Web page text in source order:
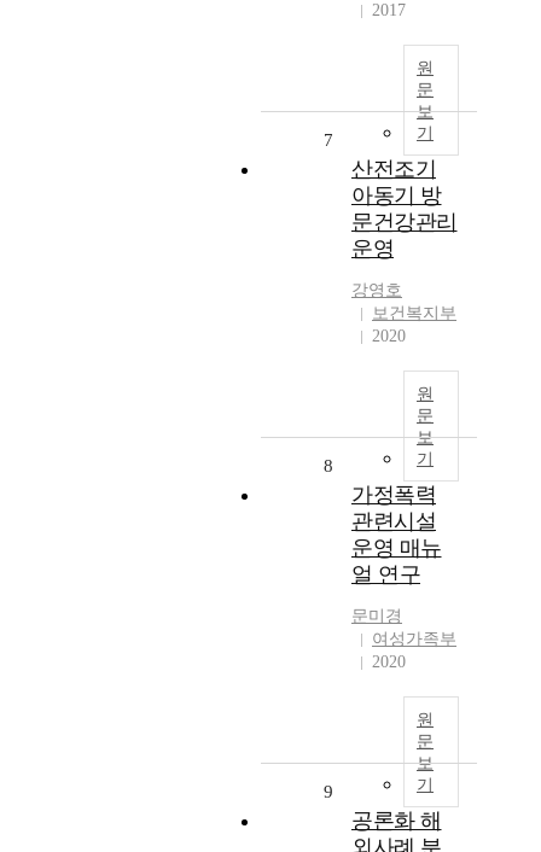
2017
원
문
보
기
7
산전조기
아동기 방
문건강관리
운영
강영호
보건복지부
2020
원
문
보
기
8
가정폭력
관련시설
운영 매뉴
얼 연구
문미경
여성가족부
2020
원
문
보
기
9
공론화 해